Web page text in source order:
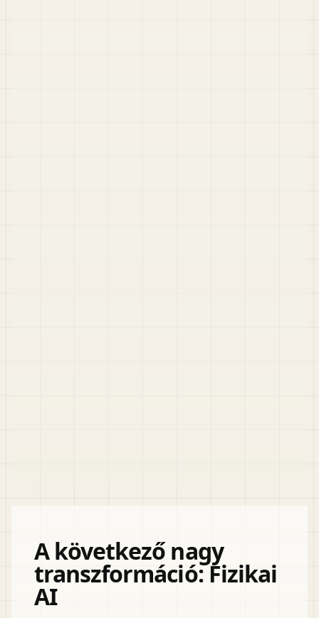
A következő nagy
transzformáció: Fizikai
AI